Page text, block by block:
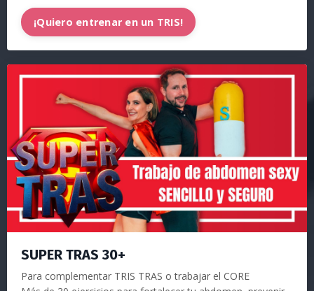
¡Quiero entrenar en un TRIS!
SUPER TRAS 30+
Para complementar TRIS TRAS o trabajar el CORE